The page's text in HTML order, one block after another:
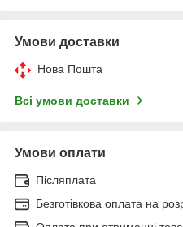
Умови доставки
Нова Пошта
Всі умови доставки
Умови оплати
Післяплата
Безготівкова оплата на